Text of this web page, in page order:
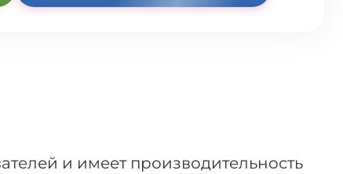
и имеет производительность